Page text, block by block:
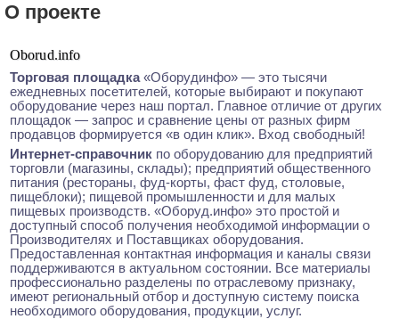
О проекте
Oborud.info
Торговая площадка«Оборуд­инфо» — это тысячи
ежедневных посетителей, которые выбирают и покупают
оборудование через наш портал. Главное отличие от других
площадок — запрос и сравнение цены от разных фирм
продавцов формируется «в один клик». Вход свободный!
Интернет-справочник по обору­дованию для предприятий
торговли (магазины, склады); предприятий общественного
питания (рестораны, фуд-корты, фаст фуд, столовые,
пищебло­ки); пищевой промышленности и для малых
пищевых производств. «Оборуд.инфо» это простой и
доступный способ получения необходимой информации о
Производителях и Поставщиках оборудования.
Предоставленная контактная информация и каналы связи
поддерживаются в актуаль­ном состоянии. Все материалы
профессионально разделены по отраслевому признаку,
имеют региональный отбор и доступную систему поиска
необходимого оборудования, продукции, услуг.